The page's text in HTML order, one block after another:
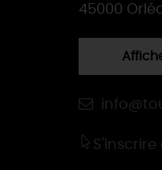
45000